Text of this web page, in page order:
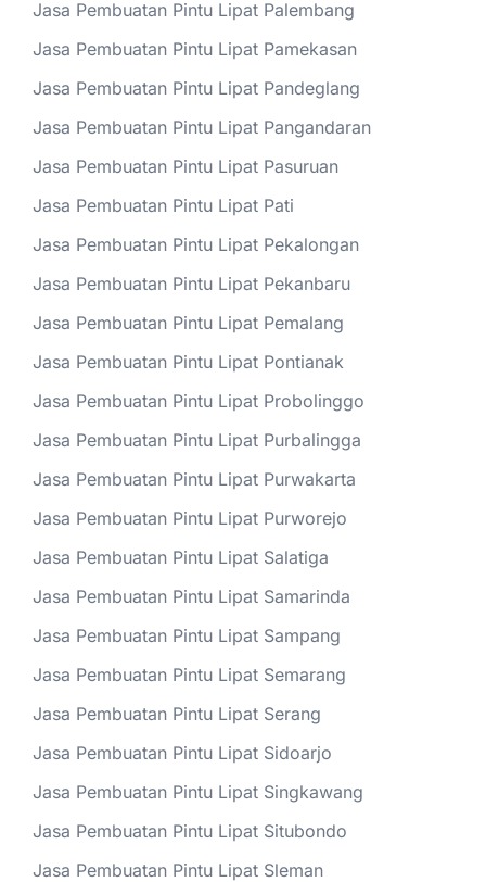
Jasa Pembuatan Pintu Lipat Palembang
Jasa Pembuatan Pintu Lipat Pamekasan
Jasa Pembuatan Pintu Lipat Pandeglang
Jasa Pembuatan Pintu Lipat Pangandaran
Jasa Pembuatan Pintu Lipat Pasuruan
Jasa Pembuatan Pintu Lipat Pati
Jasa Pembuatan Pintu Lipat Pekalongan
Jasa Pembuatan Pintu Lipat Pekanbaru
Jasa Pembuatan Pintu Lipat Pemalang
Jasa Pembuatan Pintu Lipat Pontianak
Jasa Pembuatan Pintu Lipat Probolinggo
Jasa Pembuatan Pintu Lipat Purbalingga
Jasa Pembuatan Pintu Lipat Purwakarta
Jasa Pembuatan Pintu Lipat Purworejo
Jasa Pembuatan Pintu Lipat Salatiga
Jasa Pembuatan Pintu Lipat Samarinda
Jasa Pembuatan Pintu Lipat Sampang
Jasa Pembuatan Pintu Lipat Semarang
Jasa Pembuatan Pintu Lipat Serang
Jasa Pembuatan Pintu Lipat Sidoarjo
Jasa Pembuatan Pintu Lipat Singkawang
Jasa Pembuatan Pintu Lipat Situbondo
Jasa Pembuatan Pintu Lipat Sleman